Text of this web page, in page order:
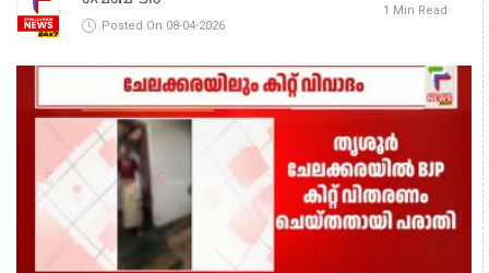
Posted On 08-04-2026
1 Min Read